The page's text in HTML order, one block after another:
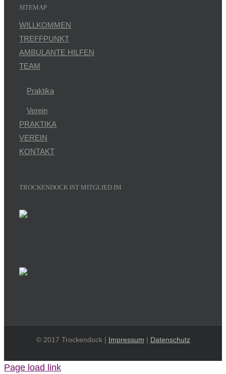
SITEMAP
WILLKOMMEN
TREFFPUNKT
AMBULANTE HILFEN
TEAM
Praktika
Verein
PRAKTIKA
VEREIN
KONTAKT
TROCKENDOCK IST MITGLIED IM
© 2017 Trockendock | Impressum | Datenschutz
Page load link